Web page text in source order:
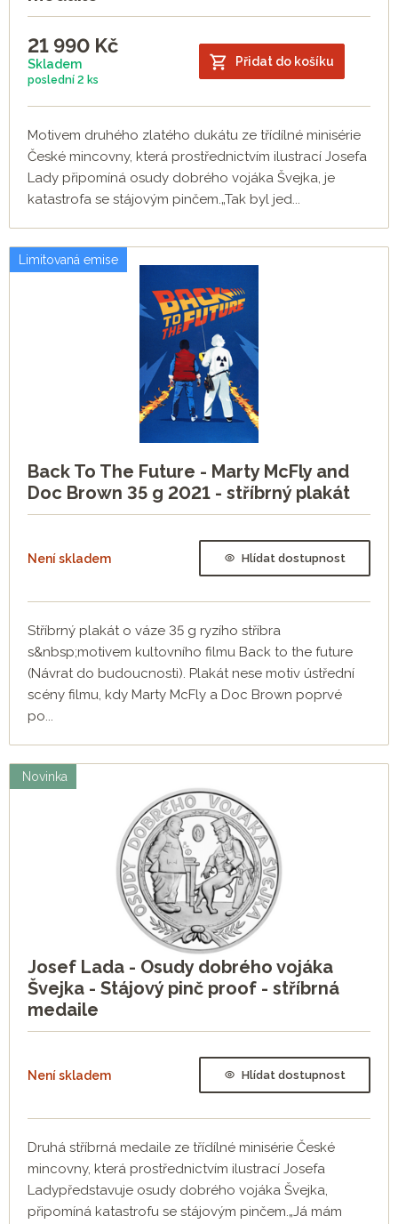
21 990 Kč
Skladem
poslední 2 ks
Přidat do košíku
Motivem druhého zlatého dukátu ze třídílné minisérie
České mincovny, která prostřednictvím ilustrací Josefa
Lady připomíná osudy dobrého vojáka Švejka, je
katastrofa se stájovým pinčem.„Tak byl jed...
Limitovaná emise
Back To The Future - Marty McFly and
Doc Brown 35 g 2021 - stříbrný plakát
Není skladem Hlídat dostupnost
Stříbrný plakát o váze 35 g ryzího stříbra
s&nbsp;motivem kultovního filmu Back to the future
(Návrat do budoucnosti). Plakát nese motiv ústřední
scény filmu, kdy Marty McFly a Doc Brown poprvé
po...
Novinka
Josef Lada - Osudy dobrého vojáka
Švejka - Stájový pinč proof - stříbrná
medaile
Není skladem Hlídat dostupnost
Druhá stříbrná medaile ze třídílné minisérie České
mincovny, která prostřednictvím ilustrací Josefa
Ladypředstavuje osudy dobrého vojáka Švejka,
připomíná katastrofu se stájovým pinčem.„Já mám